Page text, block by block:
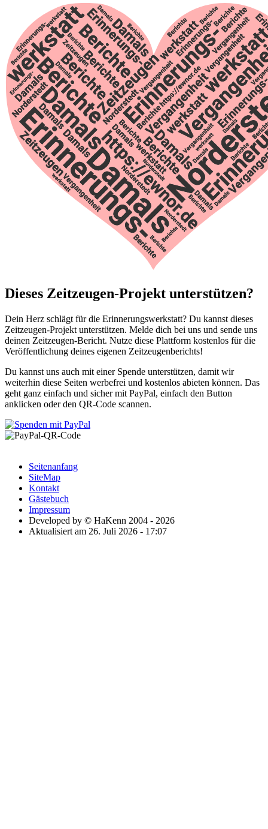
Dieses Zeitzeugen-Projekt unterstützen?
Dein Herz schlägt für die Erinnerungswerkstatt? Du kannst dieses
Zeitzeugen-Projekt unterstützen. Melde dich bei uns und sende uns
deinen Zeitzeugen-Bericht. Nutze diese Plattform kostenlos für die
Veröffentlichung deines eigenen Zeitzeugenberichts!
Du kannst uns auch mit einer Spende unterstützen, damit wir
weiterhin diese Seiten werbefrei und kostenlos abieten können. Das
geht ganz einfach und sicher mit PayPal, einfach den Button
anklicken oder den QR-Code scannen.
Seitenanfang
SiteMap
Kontakt
Gästebuch
Impressum
Developed by © HaKenn 2004 - 2026
Aktualisiert am 26. Juli 2026 - 17:07